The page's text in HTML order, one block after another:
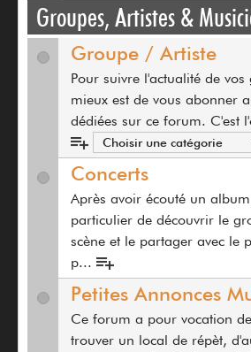
Groupes, Artistes &
Groupe / Artiste
Pour suivre l'actualité de
mieux est de vous abonner
dédiées sur ce forum. C'est
Choisir une catégorie
Concerts
Après avoir écouté un
particulier de découvrir le
scène et le partager avec le
p...
Petites Annonces
Ce forum a pour vocation
trouver un local de répèt,